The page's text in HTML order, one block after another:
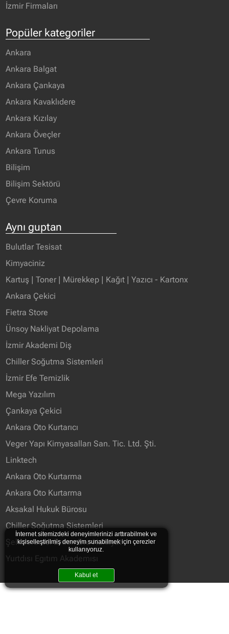
İzmir Firmaları
Popüler kategoriler
Ankara
Ankara Balgat
Ankara Çankaya
Ankara Kavaklıdere
Ankara Kızılay
Ankara Öveçler
Ankara Tunus
Bilişim
Bilişim Sektörü
Çevre Koruma
Aynı guptan
Bulutlar Tesisat
Kimyaciniz
Kartuş | Toner | Mürekkep | Kağıt | Yazıcı - Kartonx
Ankara Çekici
Fietra Store
Ünsoy Nakliyat Depolama
İzmir Akademi Diş
Chiller Soğutma Sistemleri
İzmir Efe Temizlik
Mega Yazılım
Çankaya Çekici
Ankara Oto Kurtarıcı
Veger Yapı Kimyasalları San. Tic. Ltd. Şti.
Linktech
Ankara Oto Kurtarma
Ankara Oto Kurtarma
Aksakal Hukuk Bürosu
Chiller Soğutma Sistemleri
Şehirlerarası Evden Eve Nakliyat
Yurtdısı Egıtım Akademısı
İnternet sitemizdeki deneyimlerinizi arttırabilmek ve
kişiselleştirilmiş deneyim sunabilmek için çerezler
kullanıyoruz.
Kabul et